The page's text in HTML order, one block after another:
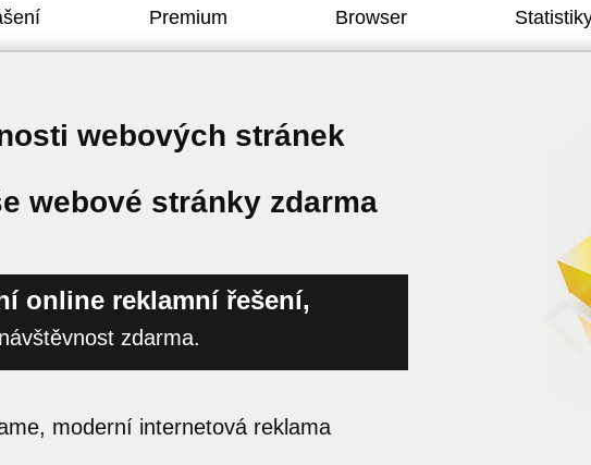
Premium Browser
webových stránek
webové stránky zdarma
online reklamní řešení,
zdarma.
moderní internetová reklama